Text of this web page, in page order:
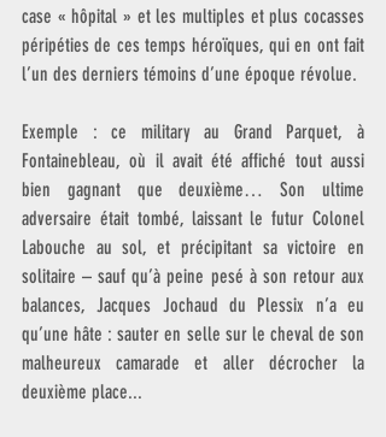
case « hôpital » et les multiples et plus cocasses
péripéties de ces temps héroïques, qui en ont fait
l’un des derniers témoins d’une époque révolue.
Exemple : ce military au Grand Parquet, à
Fontainebleau, où il avait été affiché tout aussi
bien gagnant que deuxième… Son ultime
adversaire était tombé, laissant le futur Colonel
Labouche au sol, et précipitant sa victoire en
solitaire – sauf qu’à peine pesé à son retour aux
balances, Jacques Jochaud du Plessix n’a eu
qu’une hâte : sauter en selle sur le cheval de son
malheureux camarade et aller décrocher la
deuxième place...